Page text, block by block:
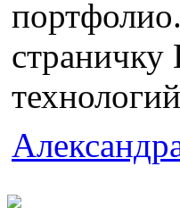
страничку